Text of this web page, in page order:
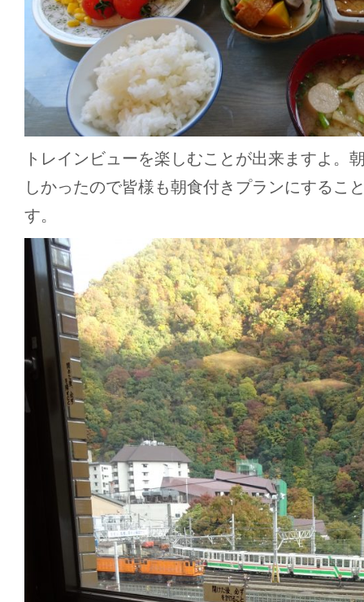
トレインビューを楽しむことが出来ますよ。
しかったので皆様も朝食付きプランにするこ
す。